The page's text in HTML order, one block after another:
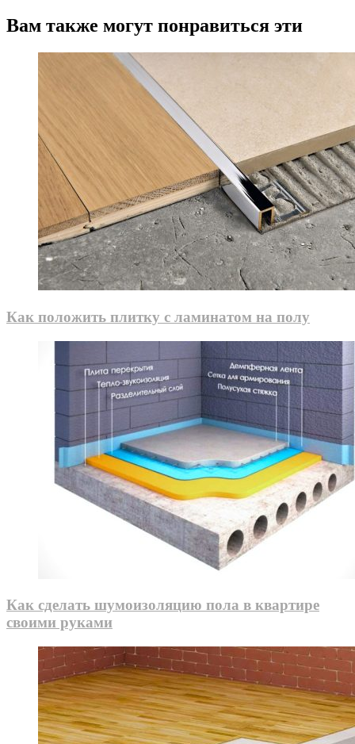
Вам также могут понравиться эти
Как положить плитку с ламинатом на полу
Как сделать шумоизоляцию пола в квартире
своими руками